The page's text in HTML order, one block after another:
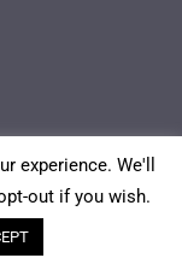
experience. We'll
out if you wish.
Français